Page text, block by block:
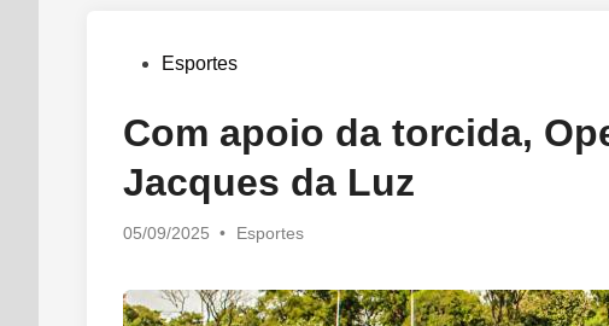
PostedEsportes
Com apoio da torcida,
Jacques da Luz
05/09/2025 •
Posted
Esportes